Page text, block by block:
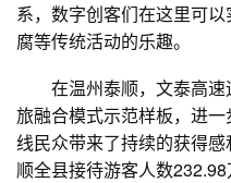
系，数字创客们在这里可
腐等传统活动的乐趣。
在温州泰顺，文泰高速
旅融合模式示范样板，进
线民众带来了持续的获得
顺全县接待游客人数232.98